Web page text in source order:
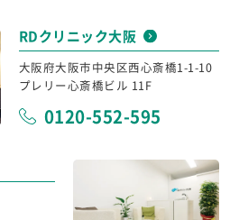
RDクリニック大阪
大阪府大阪市中央区西心斎橋1-1-10
プレリー心斎橋ビル 11F
0120-552-595